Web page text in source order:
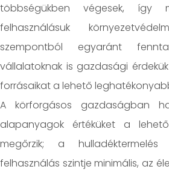
többségükben végesek, így
felhasználásuk
szempontból egyaránt
vállalatoknak is gazdasági
forrásaikat a lehető
A körforgásos gazdaságban
alapanyagok értéküket a
megőrzik; a
felhasználás szintje minimális, az